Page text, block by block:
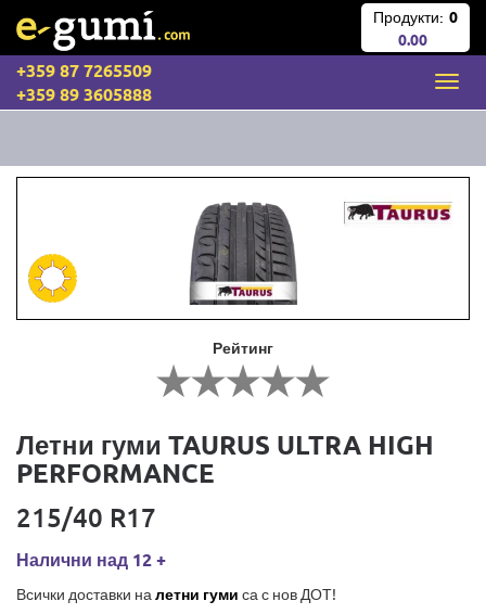
Продукти: 0
0.00
+359 87 7265509
+359 89 3605888
Рейтинг
Летни гуми TAURUS ULTRA HIGH
PERFORMANCE
215/40 R17
Налични над 12 +
Всички доставки на летни гуми са с нов ДОТ!